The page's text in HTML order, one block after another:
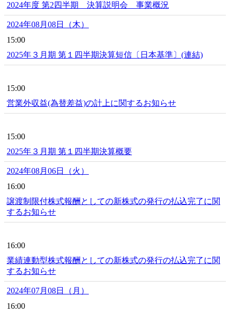
2024年度 第2四半期 決算説明会 事業概況
2024年08月08日（木）
15:00
2025年３月期 第１四半期決算短信〔日本基準〕(連結)
15:00
営業外収益(為替差益)の計上に関するお知らせ
15:00
2025年３月期 第１四半期決算概要
2024年08月06日（火）
16:00
譲渡制限付株式報酬としての新株式の発行の払込完了に関
するお知らせ
16:00
業績連動型株式報酬としての新株式の発行の払込完了に関
するお知らせ
2024年07月08日（月）
16:00